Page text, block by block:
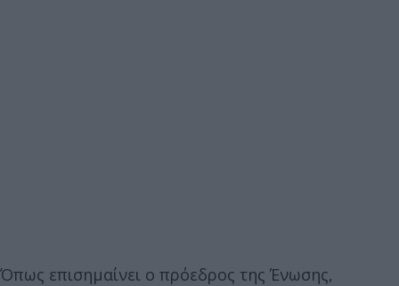
Όπως επισημαίνει ο πρόεδρος της Ένωσης,